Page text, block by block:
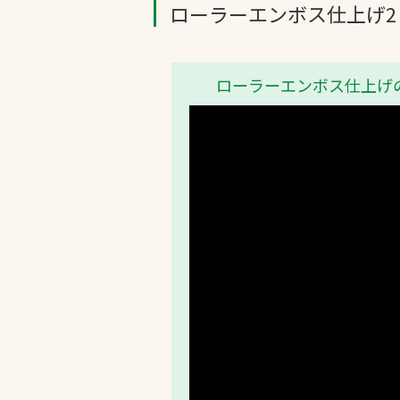
ローラーエンボス仕上げ2
ローラーエンボス仕上げ